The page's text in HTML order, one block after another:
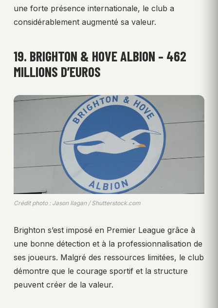
une forte présence internationale, le club a
considérablement augmenté sa valeur.
19. BRIGHTON & HOVE ALBION – 462
MILLIONS D’EUROS
Crédit photo : Jason Ilagan / Shutterstock.com
Brighton s’est imposé en Premier League grâce à
une bonne détection et à la professionnalisation de
ses joueurs. Malgré des ressources limitées, le club
démontre que le courage sportif et la structure
peuvent créer de la valeur.